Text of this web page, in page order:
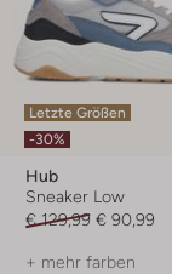
Letzte Größen
-30%
Hub
Sneaker Low
€ 129,99 € 90,99
+ mehr farben